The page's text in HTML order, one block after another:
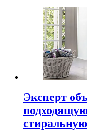
Эксперт